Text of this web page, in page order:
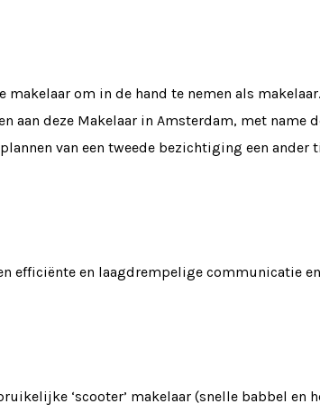
makelaar om in de hand te nemen als
aan deze Makelaar in Amsterdam, met
van een tweede bezichtiging een
efficiënte en laagdrempelige communicatie
‘scooter’ makelaar (snelle babbel